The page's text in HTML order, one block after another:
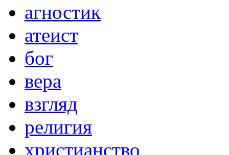
агностик
атеист
бог
вера
взгляд
религия
христианство